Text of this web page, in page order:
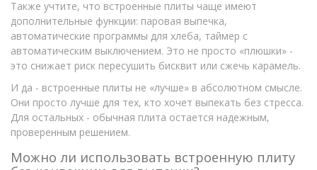
Также учтите, что встроенные плиты чаще имеют
дополнительные функции: паровая выпечка,
автоматические программы для хлеба, таймер с
автоматическим выключением. Это не просто «плюшки» -
это снижает риск пересушить бисквит или сжечь карамель.
И да - встроенные плиты не «лучше» в абсолютном смысле.
Они просто лучше для тех, кто хочет выпекать без стресса.
Для остальных - обычная плита остается надежным,
проверенным решением.
Можно ли использовать встроенную плиту